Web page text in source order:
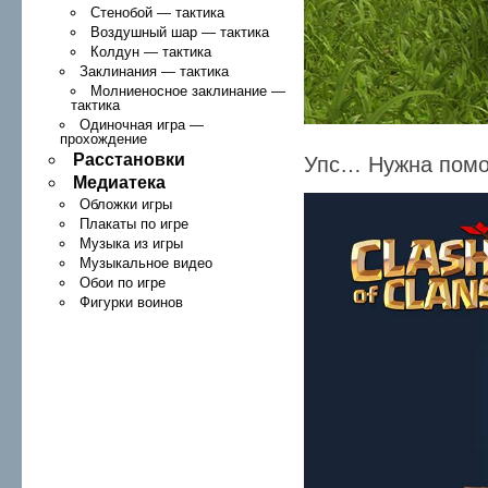
Стенобой — тактика
Воздушный шар — тактика
Колдун — тактика
Заклинания — тактика
Молниеносное заклинание —
тактика
Одиночная игра —
прохождение
Расстановки
Медиатека
Обложки игры
Плакаты по игре
Музыка из игры
Музыкальное видео
Обои по игре
Фигурки воинов
Упс… Нужна